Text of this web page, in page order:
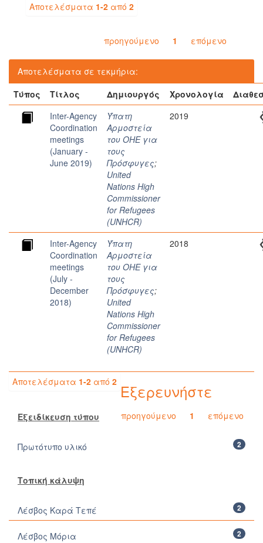
Αποτελέσματα 1-2 από 2
προηγούμενο 1 επόμενο
Αποτελέσματα σε τεκμήρια:
Τύπος
Τίτλος Δημιουργός Χρονολογία
Inter-Agency
Coordination
meetings
(January -
June 2019)
Ύπατη
Αρμοστεία
του ΟΗΕ για
τους
Πρόσφυγες;
United
Nations High
Commissioner
for Refugees
(UNHCR)
2019
Inter-Agency
Coordination
meetings
(July -
December
2018)
Ύπατη
Αρμοστεία
του ΟΗΕ για
τους
Πρόσφυγες;
United
Nations High
Commissioner
for Refugees
(UNHCR)
2018
Αποτελέσματα 1-2 από 2
προηγούμενο 1 επόμενο
Εξερευνήστε
Εξειδίκευση τύπου
2
Πρωτότυπο υλικό
Τοπική κάλυψη
2
Λέσβος Καρά Τεπέ
2
Λέσβος Μόρια